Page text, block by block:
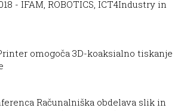
- IFAM, ROBOTICS, ICT4Industry in
omogoča 3D-koaksialno tiskanje
Računalniška obdelava slik in